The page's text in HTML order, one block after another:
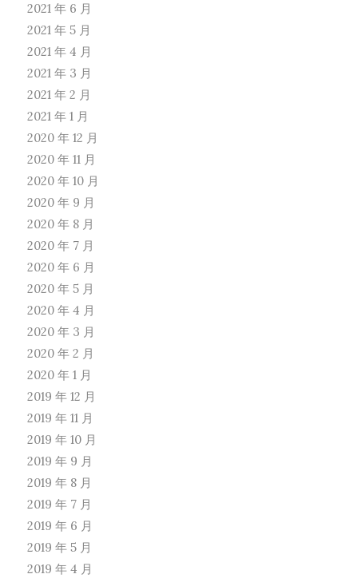
2021 年 6 月
2021 年 5 月
2021 年 4 月
2021 年 3 月
2021 年 2 月
2021 年 1 月
2020 年 12 月
2020 年 11 月
2020 年 10 月
2020 年 9 月
2020 年 8 月
2020 年 7 月
2020 年 6 月
2020 年 5 月
2020 年 4 月
2020 年 3 月
2020 年 2 月
2020 年 1 月
2019 年 12 月
2019 年 11 月
2019 年 10 月
2019 年 9 月
2019 年 8 月
2019 年 7 月
2019 年 6 月
2019 年 5 月
2019 年 4 月